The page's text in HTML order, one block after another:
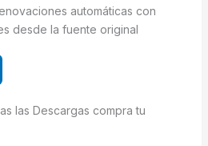
automáticas con
desde la fuente original
las Descargas compra tu